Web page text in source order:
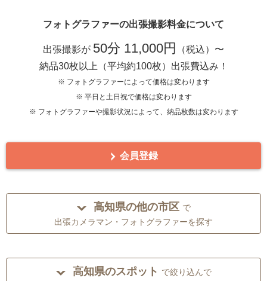
フォトグラファーの出張撮影料金について
出張撮影が 50分 11,000円
（税込）〜
納品30枚以上（平均約100枚）出張費込み！
※ フォトグラファーによって価格は変わります
※ 平日と土日祝で価格は変わります
※ フォトグラファーや撮影状況によって、納品枚数は変わります
会員登録
高知県の他の市区 で
出張カメラマン・フォトグラファーを探す
高知県のスポット で絞り込んで